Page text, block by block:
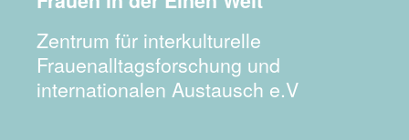
Zentrum für interkulturelle
Frauenalltagsforschung und
internationalen Austausch e.V